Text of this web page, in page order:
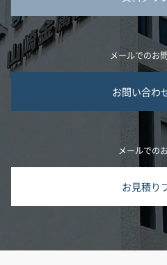
メールでのお
お問い合わ
メールでの
お見積り